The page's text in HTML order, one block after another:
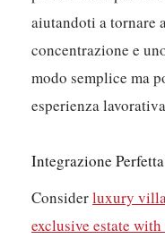
aiutandoti a tornare
concentrazione e
modo semplice ma
esperienza
Integrazione
Considerluxury
exclusive estate